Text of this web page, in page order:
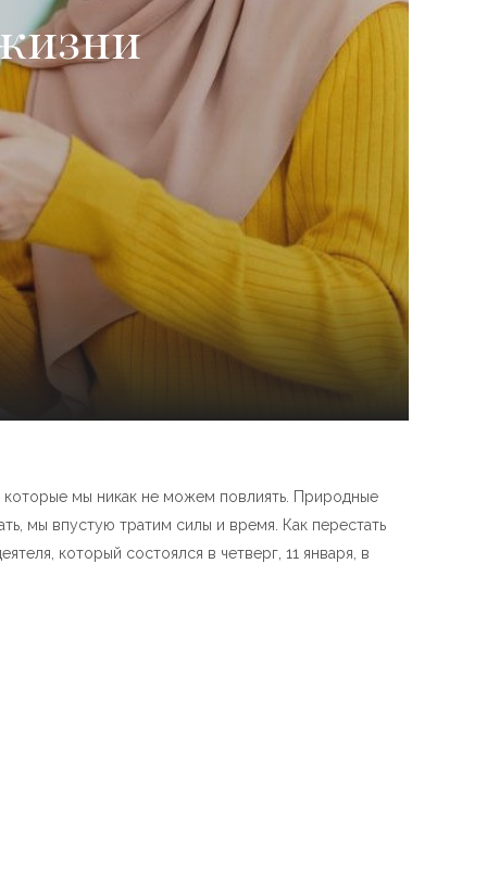
мы никак не можем повлиять. Природные
мы впустую тратим силы и время. Как перестать
который состоялся в четверг, 11 января, в